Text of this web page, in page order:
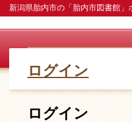
新潟県胎内市の「胎内市図書館」
ログイン
ログイン